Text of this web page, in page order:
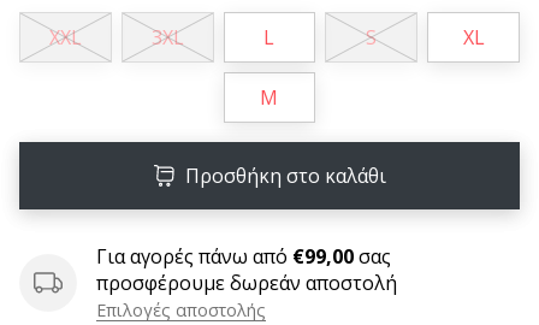
•
6 λεπτά ανάγνωσης
της
μας
λάτρης
XXL 3XL L S XL
M
Προσθήκη στο καλάθι
Για αγορές πάνω από €99,00σας
προσφέρουμε δωρεάν αποστολή
Επιλογές αποστολής